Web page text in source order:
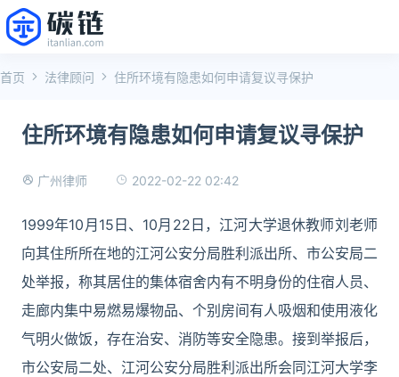
首页 法律顾问 住所环境有隐患如何申请复议寻保护
住所环境有隐患如何申请复议寻保护
广州律师 2022-02-22 02:42
1999年10月15日、10月22日，江河大学退休教师刘老师
向其住所所在地的江河公安分局胜利派出所、市公安局二
处举报，称其居住的集体宿舍内有不明身份的住宿人员、
走廊内集中易燃易爆物品、个别房间有人吸烟和使用液化
气明火做饭，存在治安、消防等安全隐患。接到举报后，
市公安局二处、江河公安分局胜利派出所会同江河大学李